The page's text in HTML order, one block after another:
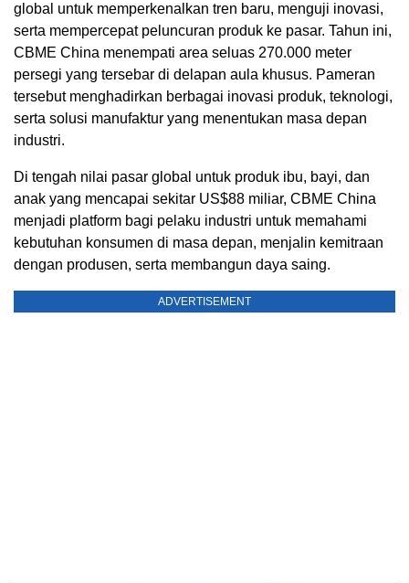
global untuk memperkenalkan tren baru, menguji inovasi,
serta mempercepat peluncuran produk ke pasar. Tahun ini,
CBME China menempati area seluas 270.000 meter
persegi yang tersebar di delapan aula khusus. Pameran
tersebut menghadirkan berbagai inovasi produk, teknologi,
serta solusi manufaktur yang menentukan masa depan
industri.
Di tengah nilai pasar global untuk produk ibu, bayi, dan
anak yang mencapai sekitar US$88 miliar, CBME China
menjadi platform bagi pelaku industri untuk memahami
kebutuhan konsumen di masa depan, menjalin kemitraan
dengan produsen, serta membangun daya saing.
ADVERTISEMENT